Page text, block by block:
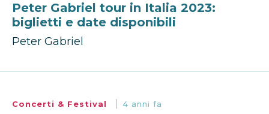
Peter Gabriel tour in Italia 2023:
biglietti e date disponibili
Peter Gabriel
Concerti & Festival 4 anni fa